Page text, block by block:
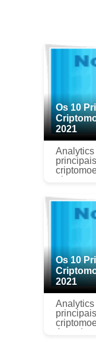
Os 10
2021
018,48
CAGR
Os 10
2021
A